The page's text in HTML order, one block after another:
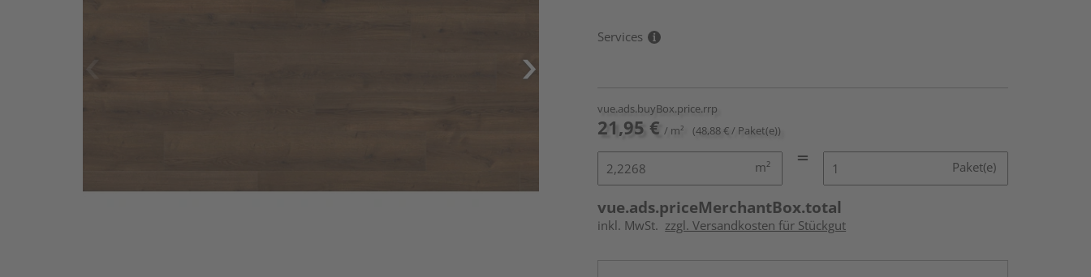
Services
vue.ads.buyBox.price.rrp
21,95 € / m² (48,88 € / Paket(e))
m² Paket(e)
vue.ads.priceMerchantBox.total
inkl. MwSt. zzgl. Versandkosten für Stückgut